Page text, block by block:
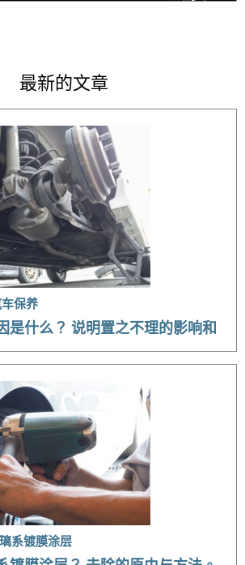
最新的文章
保养
是什么？ 说明置之不理的影响和
系镀膜涂层